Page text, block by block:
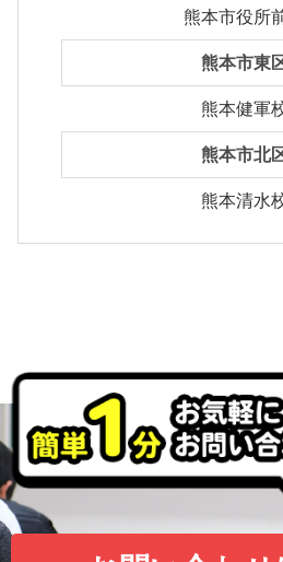
熊本市役所
熊本市東
熊本健軍
熊本市北
熊本清水